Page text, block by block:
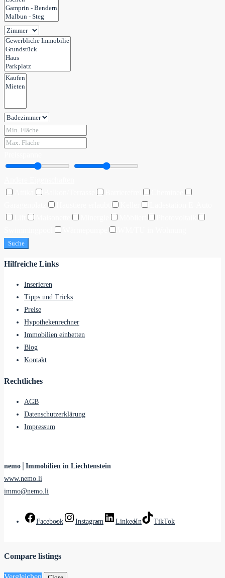
Suche
Hilfreiche Links
Inserieren
Tipps und Tricks
Preise
Hypothekenrechner
Immobilien einbetten
Blog
Kontakt
Rechtliches
AGB
Datenschutzerklärung
Impressum
nemo│Immobilien in Liechtenstein
www.nemo.li
immo@nemo.li
Facebook Instagram LinkedIn TikTok
Compare listings